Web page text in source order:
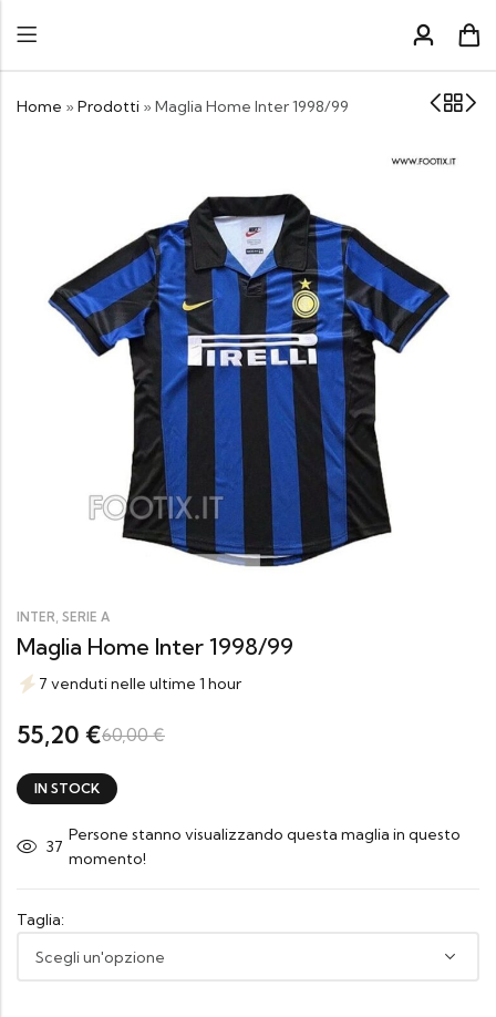
Home » Prodotti » Maglia Home Inter 1998/99
INTER, SERIE A
Maglia Home Inter 1998/99
7 venduti nelle ultime 1 hour
55,20 €60,00€
IN STOCK
37
Persone stanno visualizzando questa maglia in questo
momento!
Taglia: